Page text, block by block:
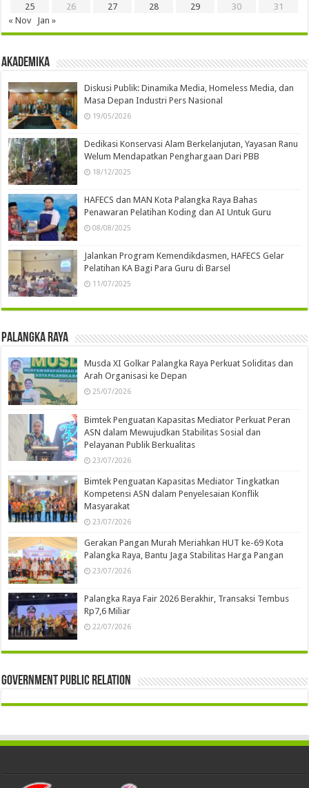
25
26 27 28 29 30
31
« Nov
Jan »
Akademika
Diskusi Publik: Dinamika Media, Homeless Media, dan
Masa Depan Industri Pers Nasional
19/05/2026
Dedikasi Konservasi Alam Berkelanjutan, Yayasan Ranu
Welum Mendapatkan Penghargaan Dari PBB
18/12/2025
HAFECS dan MAN Kota Palangka Raya Bahas
Penawaran Pelatihan Koding dan AI Untuk Guru
08/08/2025
Jalankan Program Kemendikdasmen, HAFECS Gelar
Pelatihan KA Bagi Para Guru di Barsel
11/07/2025
Palangka Raya
Musda XI Golkar Palangka Raya Perkuat Soliditas dan
Arah Organisasi ke Depan
25/07/2026
Bimtek Penguatan Kapasitas Mediator Perkuat Peran
ASN dalam Mewujudkan Stabilitas Sosial dan
Pelayanan Publik Berkualitas
23/07/2026
Bimtek Penguatan Kapasitas Mediator Tingkatkan
Kompetensi ASN dalam Penyelesaian Konflik
Masyarakat
23/07/2026
Gerakan Pangan Murah Meriahkan HUT ke-69 Kota
Palangka Raya, Bantu Jaga Stabilitas Harga Pangan
23/07/2026
Palangka Raya Fair 2026 Berakhir, Transaksi Tembus
Rp7,6 Miliar
22/07/2026
Government Public Relation